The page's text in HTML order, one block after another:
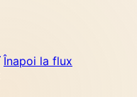
Înapoi la flux